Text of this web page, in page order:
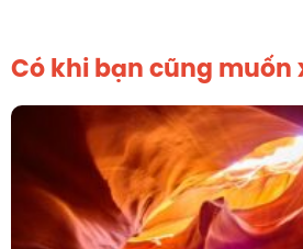
Có khi bạn cũng muốn